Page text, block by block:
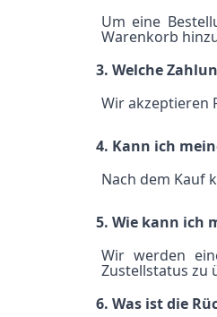
Um eine
Warenkorb
3. Welche
Wir akzeptieren
4. Kann ich
Nach dem Kauf
5. Wie kann ich
Wir werden
Zustellstatus zu
6. Was ist die